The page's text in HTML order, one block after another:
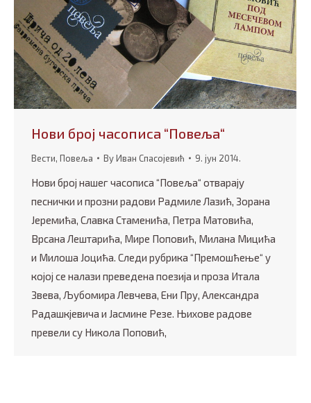
Нови број часописа “Повеља“
Вести, Повеља ByИван Спасојевић 9. јун 2014.
Нови број нашег часописа “Повеља“ отварају
песнички и прозни радови Радмиле Лазић, Зорана
Јеремића, Славка Стаменића, Петра Матовића,
Врсана Лештарића, Мире Поповић, Милана Мицића
и Милоша Јоцића. Следи рубрика “Премошћење“ у
којој се налази преведена поезија и проза Итала
Звева, Љубомира Левчева, Ени Пру, Александра
Радашкјевича и Јасмине Резе. Њихове радове
превели су Никола Поповић,